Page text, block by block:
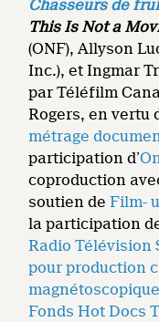
Chasseurs de
This Is Not a
(ONF), Allyson
Inc.), et Ingmar
par Téléfilm
Rogers, en vertu
métrage
participation d’
coproduction
soutien de Film-
la participation
Radio Télévision
pour production
Fonds Hot Docs